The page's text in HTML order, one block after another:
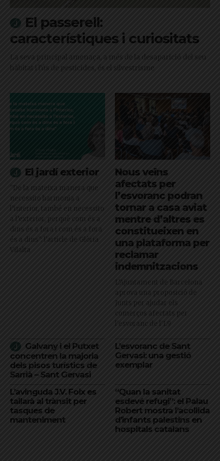
El passerell:
característiques i curiositats
La seva principal amenaça, a més de la desaparició del seu
hàbitat i l'ús de pesticides, és el silvestrisme
El jardí exterior
"De la mateixa manera que
necessito harmonia a
l’interior, també en necessito
a l’exterior, perquè com és a
dins és a fora i com és a fora
és a dins": l'article de Glòria
Vilalta
Nous veïns
afectats per
l’esvoranc podran
tornar a casa aviat
mentre d’altres es
constitueixen en
una plataforma per
reclamar
indemnitzacions
L’Ajuntament de Barcelona
aprova una proposició de
Junts per ajudar els
comerços afectats per
l'esvoranc de l'L9
Galvany i el Putxet
concentren la majoria
dels pisos turístics de
Sarrià – Sant Gervasi
L’esvoranc de Sant
Gervasi: una gestió
exemplar
L’avinguda J.V. Foix es
tallarà al trànsit per
tasques de
manteniment
“Quan la sanitat
esdevé refugi”: el Palau
Robert mostra l’acollida
d’infants palestins en
hospitals catalans